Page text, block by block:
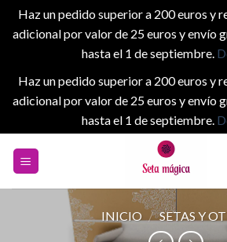
Haz un pedido superior a 200 euros y
adicional por valor de 25 euros y envío
hasta el 1 de septiembre.
Haz un pedido superior a 200 euros y
adicional por valor de 25 euros y envío
hasta el 1 de septiembre.
INICIO / SETAS Y